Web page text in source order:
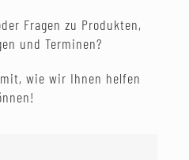
Fragen zu Produkten,
und Terminen?
wie wir Ihnen helfen